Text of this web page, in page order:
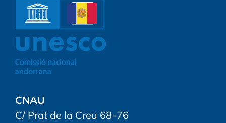
CNAU
C/ Prat de la Creu 68-76